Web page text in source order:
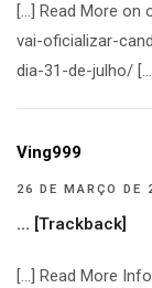
[…] Read More on
vai-oficializar-
dia-31-de-julho/
Ving999
26 DE MARÇO DE
… [Trackback]
[…] Read More